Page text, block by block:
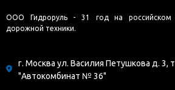
ООО Гидроруль - 31 год на российском
дорожной техники.
г. Москва ул. Василия Петушкова д. 3,
"Автокомбинат № 36"